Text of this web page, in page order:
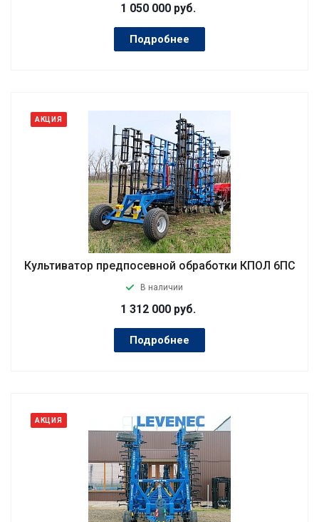
1 050 000 руб.
Подробнее
АКЦИЯ
Культиватор предпосевной обработки КПОЛ 6ПС
В наличии
1 312 000 руб.
Подробнее
АКЦИЯ